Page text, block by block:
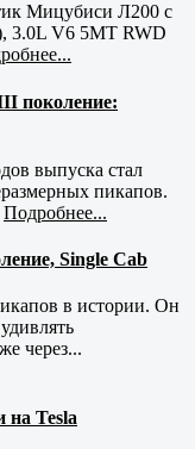
Мицубиси Л200 с
3.0L V6 5MT RWD
поколение:
выпуска стал
пикапов.
Подробнее...
Single Cab
в истории. Он
через...
на Tesla